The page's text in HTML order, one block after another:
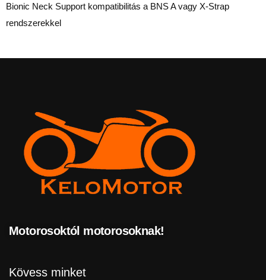
Bionic Neck Support kompatibilitás a BNS A vagy X-Strap
rendszerekkel
Motorosoktól motorosoknak!
Kövess minket